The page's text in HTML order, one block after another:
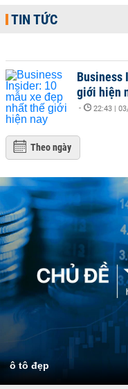
TIN TỨC
Business
giới hiện
- 22:43 |
Theo ngày
ô tô đẹp